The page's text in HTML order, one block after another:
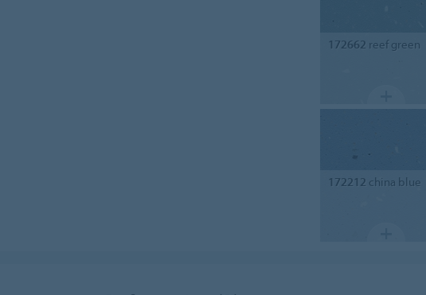
172662 reef green
172212 china blue